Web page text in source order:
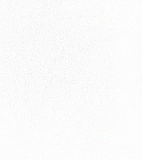
ET/OU JE ME DÉPLACE
QUE LE SITE EST
J’AI LE VERTIGE ?
?